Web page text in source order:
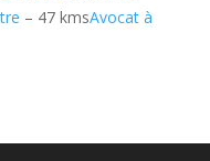
– 47 kmsAvocat à